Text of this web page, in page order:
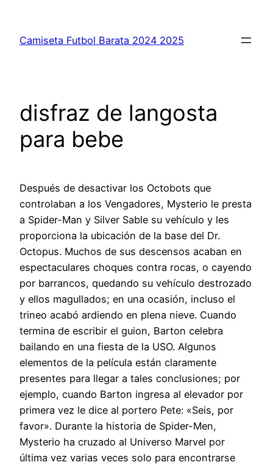
contenido
Camiseta Futbol Barata 2024 2025
disfraz de langosta
para bebe
Después de desactivar los Octobots que
controlaban a los Vengadores, Mysterio le presta
a Spider-Man y Silver Sable su vehículo y les
proporciona la ubicación de la base del Dr.
Octopus. Muchos de sus descensos acaban en
espectaculares choques contra rocas, o cayendo
por barrancos, quedando su vehículo destrozado
y ellos magullados; en una ocasión, incluso el
trineo acabó ardiendo en plena nieve. Cuando
termina de escribir el guion, Barton celebra
bailando en una fiesta de la USO. Algunos
elementos de la película están claramente
presentes para llegar a tales conclusiones; por
ejemplo, cuando Barton ingresa al elevador por
primera vez le dice al portero Pete: «Seis, por
favor». Durante la historia de Spider-Men,
Mysterio ha cruzado al Universo Marvel por
última vez varias veces solo para encontrarse